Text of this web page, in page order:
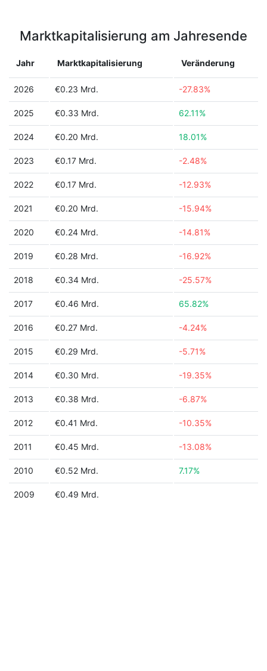
Marktkapitalisierung am Jahresende
Jahr Marktkapitalisierung Veränderung
2026 €0.23 Mrd. -27.83%
2025 €0.33 Mrd. 62.11%
2024 €0.20 Mrd. 18.01%
2023 €0.17 Mrd. -2.48%
2022 €0.17 Mrd. -12.93%
2021 €0.20 Mrd. -15.94%
2020 €0.24 Mrd. -14.81%
2019 €0.28 Mrd. -16.92%
2018 €0.34 Mrd. -25.57%
2017 €0.46 Mrd. 65.82%
2016 €0.27 Mrd. -4.24%
2015 €0.29 Mrd. -5.71%
2014 €0.30 Mrd. -19.35%
2013 €0.38 Mrd. -6.87%
2012 €0.41 Mrd. -10.35%
2011 €0.45 Mrd. -13.08%
2010 €0.52 Mrd. 7.17%
2009 €0.49 Mrd.